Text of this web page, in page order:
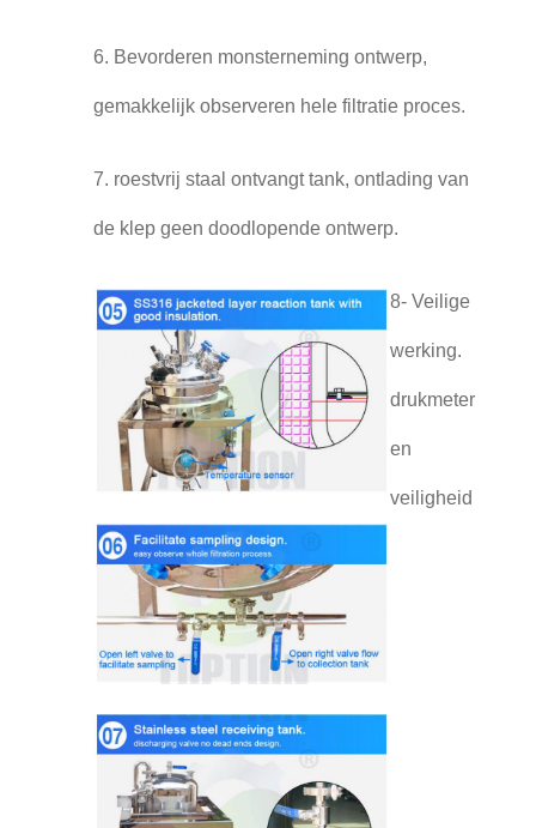
6. Bevorderen monsterneming ontwerp,
gemakkelijk observeren hele filtratie proces.
7. roestvrij staal ontvangt tank, ontlading van
de klep geen doodlopende ontwerp.
8- Veilige
werking.
drukmeter
en
veiligheid